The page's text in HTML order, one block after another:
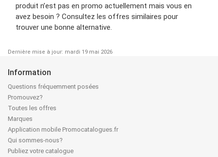
produit n’est pas en promo actuellement mais vous en
avez besoin ? Consultez les offres similaires pour
trouver une bonne alternative.
Dernière mise à jour: mardi 19 mai 2026
Information
Questions fréquemment posées
Promouvez?
Toutes les offres
Marques
Application mobile Promocatalogues.fr
Qui sommes-nous?
Publiez votre catalogue